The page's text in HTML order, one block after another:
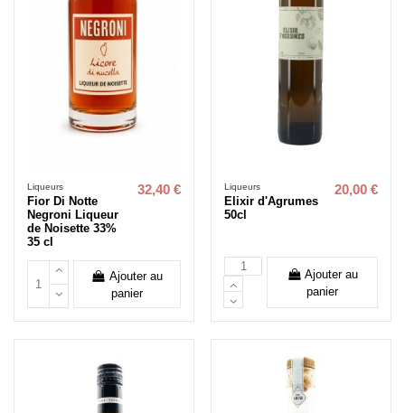
Liqueurs
Fior Di Notte
Negroni Liqueur
de Noisette 33%
35 cl
32,40 €
Ajouter au
panier
Liqueurs
Elixir d'Agrumes
50cl
20,00 €
Ajouter au
panier